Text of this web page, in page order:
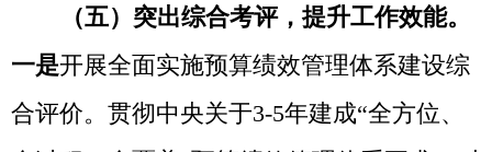
审计、监督检查反馈情况，按一定比例，随
过约谈提醒、管控预算、督促整改等方式，